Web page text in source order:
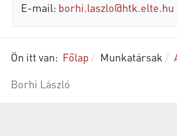
E-mail: borhi.laszlo@htk.elte.hu
Ön itt van: Főlap Munkatársak
Borhi László